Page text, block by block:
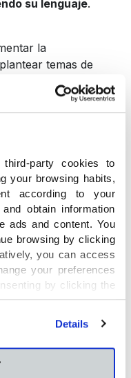
party cookies to
your browsing habits,
according to your
obtain information
ads and content. You
browsing by clicking
you can access
your preferences
by clicking the
you can visit
Details
su lenguaje.
la
temas de
familia
con la que
conocimientos
compartir la
conversación
y debatir entre
experiencia es
no sea del todo
es buena